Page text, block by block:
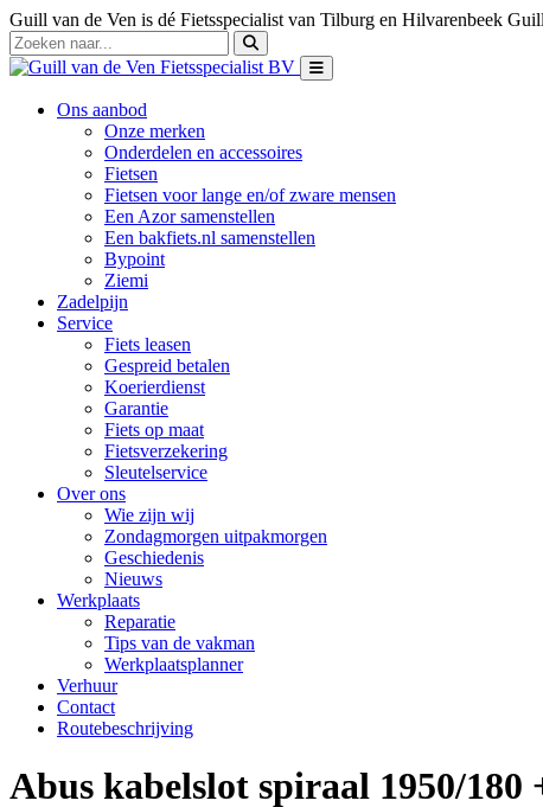
Guill van de Ven is dé Fietsspecialist van Tilburg en Hilvarenbeek
Ons aanbod
Onze merken
Onderdelen en accessoires
Fietsen
Fietsen voor lange en/of zware mensen
Een Azor samenstellen
Een bakfiets.nl samenstellen
Bypoint
Ziemi
Zadelpijn
Service
Fiets leasen
Gespreid betalen
Koerierdienst
Garantie
Fiets op maat
Fietsverzekering
Sleutelservice
Over ons
Wie zijn wij
Zondagmorgen uitpakmorgen
Geschiedenis
Nieuws
Werkplaats
Reparatie
Tips van de vakman
Werkplaatsplanner
Verhuur
Contact
Routebeschrijving
Abus kabelslot spiraal 1950/180